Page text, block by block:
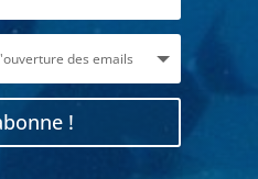
!